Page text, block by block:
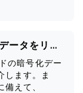
iPhoneでエンドツーエンドの暗号化データをリセットするとどうなるか
の暗号化デー
します。ま
えて、